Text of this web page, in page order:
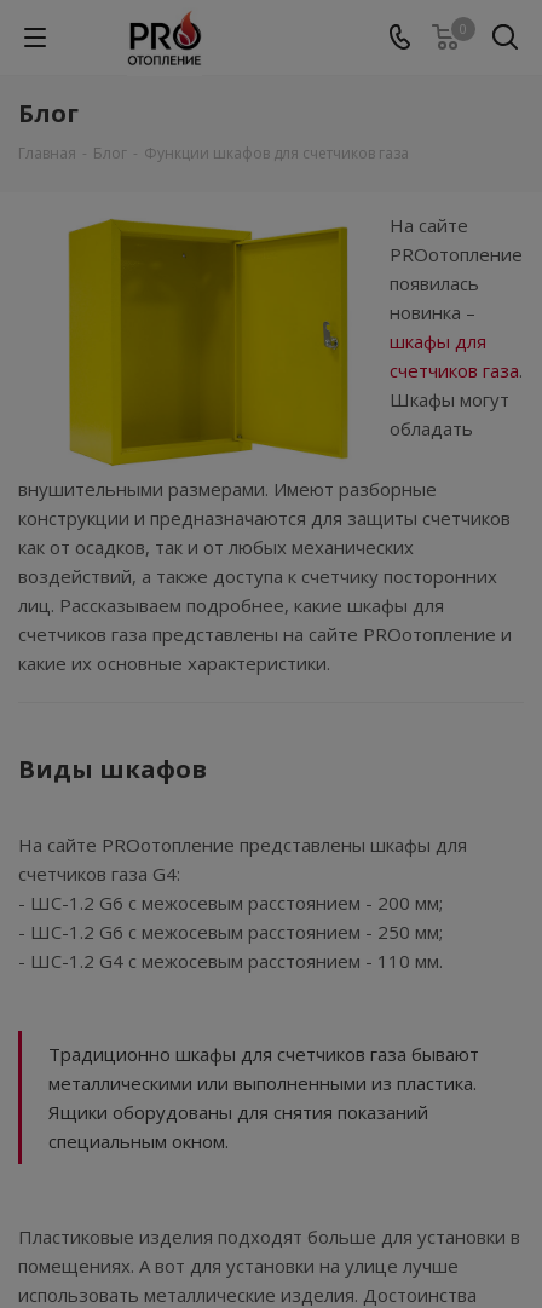
0
Блог
Главная - Блог - Функции шкафов для счетчиков газа
На сайте
PROотопление
появилась
новинка –
шкафы для
счетчиков газа.
Шкафы могут
обладать
внушительными размерами. Имеют разборные
конструкции и предназначаются для защиты счетчиков
как от осадков, так и от любых механических
воздействий, а также доступа к счетчику посторонних
лиц. Рассказываем подробнее, какие шкафы для
счетчиков газа представлены на сайте PROотопление и
какие их основные характеристики.
Виды шкафов
На сайте PROотопление представлены шкафы для
счетчиков газа G4:
- ШС-1.2 G6 с межосевым расстоянием - 200 мм;
- ШС-1.2 G6 с межосевым расстоянием - 250 мм;
- ШС-1.2 G4 с межосевым расстоянием - 110 мм.
Традиционно шкафы для счетчиков газа бывают
металлическими или выполненными из пластика.
Ящики оборудованы для снятия показаний
специальным окном.
Пластиковые изделия подходят больше для установки в
помещениях. А вот для установки на улице лучше
использовать металлические изделия. Достоинства